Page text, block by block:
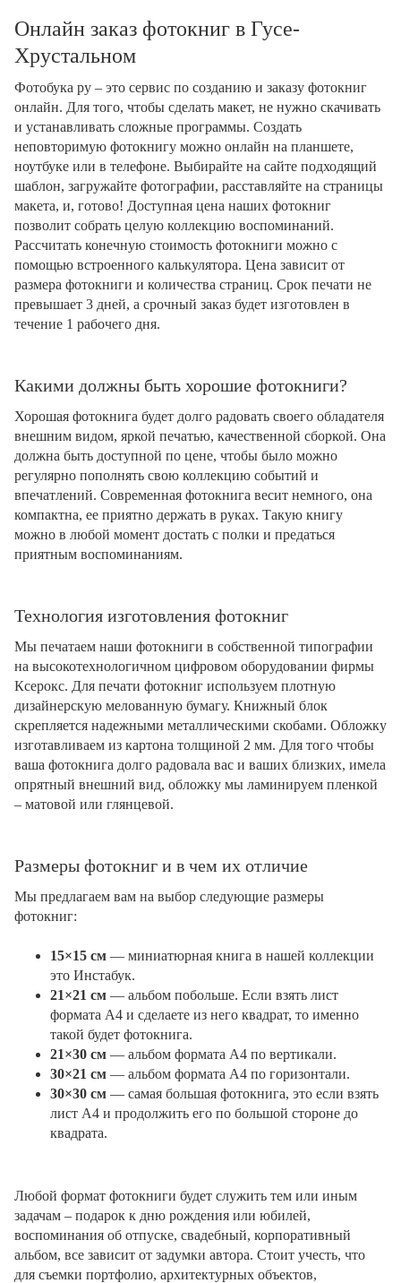
Онлайн заказ фотокниг в Гусе-
Хрустальном
Фотобука ру – это сервис по созданию и заказу фотокниг
онлайн. Для того, чтобы сделать макет, не нужно скачивать
и устанавливать сложные программы. Создать
неповторимую фотокнигу можно онлайн на планшете,
ноутбуке или в телефоне. Выбирайте на сайте подходящий
шаблон, загружайте фотографии, расставляйте на страницы
макета, и, готово! Доступная цена наших фотокниг
позволит собрать целую коллекцию воспоминаний.
Рассчитать конечную стоимость фотокниги можно с
помощью встроенного калькулятора. Цена зависит от
размера фотокниги и количества страниц. Срок печати не
превышает 3 дней, а срочный заказ будет изготовлен в
течение 1 рабочего дня.
Какими должны быть хорошие фотокниги?
Хорошая фотокнига будет долго радовать своего обладателя
внешним видом, яркой печатью, качественной сборкой. Она
должна быть доступной по цене, чтобы было можно
регулярно пополнять свою коллекцию событий и
впечатлений. Современная фотокнига весит немного, она
компактна, ее приятно держать в руках. Такую книгу
можно в любой момент достать с полки и предаться
приятным воспоминаниям.
Технология изготовления фотокниг
Мы печатаем наши фотокниги в собственной типографии
на высокотехнологичном цифровом оборудовании фирмы
Ксерокс. Для печати фотокниг используем плотную
дизайнерскую мелованную бумагу. Книжный блок
скрепляется надежными металлическими скобами. Обложку
изготавливаем из картона толщиной 2 мм. Для того чтобы
ваша фотокнига долго радовала вас и ваших близких, имела
опрятный внешний вид, обложку мы ламинируем пленкой
– матовой или глянцевой.
Размеры фотокниг и в чем их отличие
Мы предлагаем вам на выбор следующие размеры
фотокниг:
15×15 см — миниатюрная книга в нашей коллекции
это Инстабук.
21×21 см — альбом побольше. Если взять лист
формата А4 и сделаете из него квадрат, то именно
такой будет фотокнига.
21×30 см — альбом формата А4 по вертикали.
30×21 см — альбом формата А4 по горизонтали.
30×30 см — самая большая фотокнига, это если взять
лист А4 и продолжить его по большой стороне до
квадрата.
Любой формат фотокниги будет служить тем или иным
задачам – подарок к дню рождения или юбилей,
воспоминания об отпуске, свадебный, корпоративный
альбом, все зависит от задумки автора. Стоит учесть, что
для съемки портфолио, архитектурных объектов,